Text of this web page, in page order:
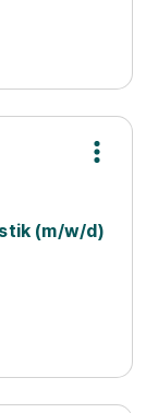
(m/w/d)